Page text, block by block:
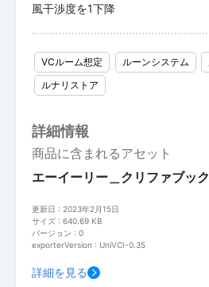
風干渉度を1下降
VCルーム想定 ルーンシステム
ルナリストア
詳細情報
商品に含まれるアセット
エーイーリー＿クリファブック
更新日 : 2023年2月15日
サイズ : 640.69 KB
バージョン : 0
exporterVersion : UniVCI-0.35
詳細を見る